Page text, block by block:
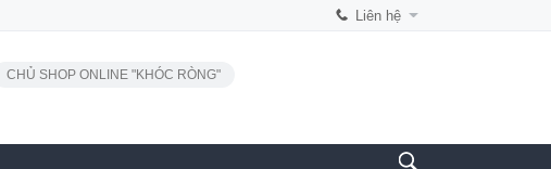
Liên hệ
CHỦ SHOP ONLINE "KHÓC RÒNG"